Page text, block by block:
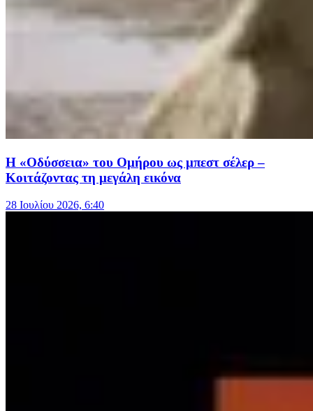
Η «Οδύσσεια» του Ομήρου ως μπεστ σέλερ –
Κοιτάζοντας τη μεγάλη εικόνα
28 Ιουλίου 2026, 6:40